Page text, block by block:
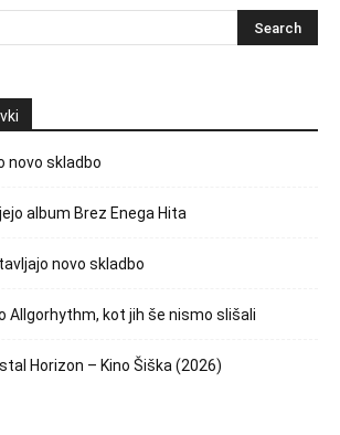
novo skladbo
album Brez Enega Hita
novo skladbo
Allgorhythm, kot jih še nismo slišali
Horizon – Kino Šiška (2026)